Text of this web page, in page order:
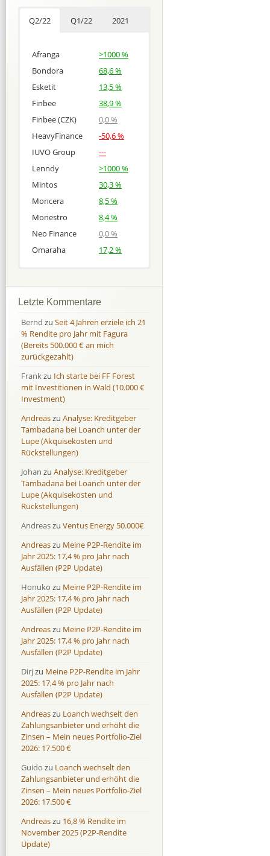
Q2/22 Q1/22 2021
Afranga
>1000 %
Bondora
68,6 %
Esketit
13,5 %
Finbee
38,9 %
Finbee (CZK)
0,0 %
HeavyFinance
-50,6 %
IUVO Group
---
Lenndy
>1000 %
Mintos
30,3 %
Moncera
8,5 %
Monestro
8,4 %
Neo Finance
0,0 %
Omaraha
17,2 %
Bondora
Finbee
43,2%
Finbee (CZK)
0,0 %
HeavyFinance
IUVO Group
-32,2 %
Lenndy
-314,6 %
Moncera
8,0 %
Monestro
9,1 %
Neo Finance
Omaraha
16,4 %
Bondora
Finbee
35,2%
Finbee (CZK)
0,0 %
HeavyFinance
IUVO Group
-55,0 %
Lenndy
146,5 %
Moncera
11,1 %
Monestro
>1000%
Neo Finance
Omaraha
18,0 %
Letzte Kommentare
Bernd zu Seit 4 Jahren erziele ich 21
% Rendite pro Jahr mit Fagura
(Bereits 500.000 € an mich
zurückgezahlt)
Frankzu Ich starte bei FF Forest
mit Investitionen in Wald (10.000 €
Investment)
Andreaszu Analyse: Kreditgeber
Tambadana bei Loanch unter der
Lupe (Akquisekosten und
Rückstellungen)
Johan zu Analyse: Kreditgeber
Tambadana bei Loanch unter der
Lupe (Akquisekosten und
Rückstellungen)
Andreaszu Ventus Energy 50.000€
Andreaszu Meine P2P-Rendite im
Jahr 2025: 17,4 % pro Jahr nach
Ausfällen (P2P Update)
Honuko zu Meine P2P-Rendite im
Jahr 2025: 17,4 % pro Jahr nach
Ausfällen (P2P Update)
Andreaszu Meine P2P-Rendite im
Jahr 2025: 17,4 % pro Jahr nach
Ausfällen (P2P Update)
Dirjzu Meine P2P-Rendite im Jahr
2025: 17,4 % pro Jahr nach
Ausfällen (P2P Update)
Andreaszu Loanch wechselt den
Zahlungsanbieter und erhöht die
Zinsen – Mein neues Portfolio-Ziel
2026: 17.500 €
Guido zu Loanch wechselt den
Zahlungsanbieter und erhöht die
Zinsen – Mein neues Portfolio-Ziel
2026: 17.500 €
Andreaszu 16,8 % Rendite im
November 2025 (P2P-Rendite
Update)